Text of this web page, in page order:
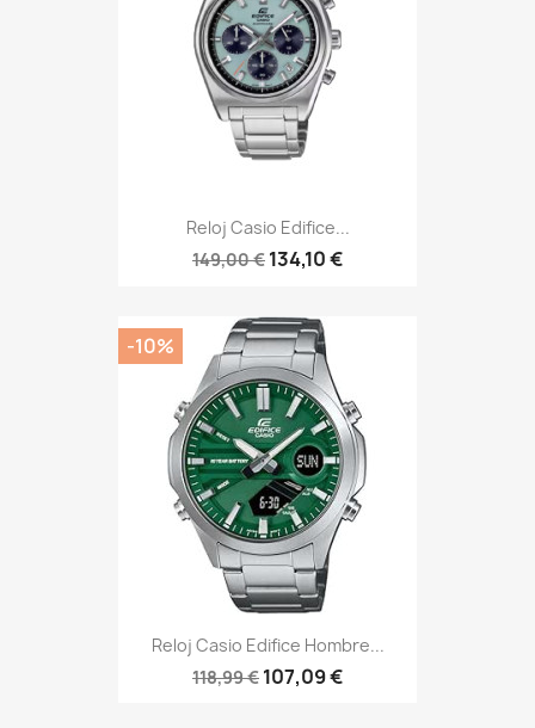
Reloj Casio Edifice...
149,00 € 134,10 €
Reloj Casio Edifice Hombre...
118,99 € 107,09 €
-10%